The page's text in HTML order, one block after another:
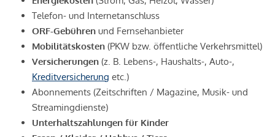
Telefon- und Internetanschluss
ORF-Gebühren und Fernsehanbieter
Mobilitätskosten (PKW bzw. öffentliche Verkehrsmittel)
Versicherungen (z. B. Lebens-, Haushalts-, Auto-,
Kreditversicherung etc.)
Abonnements (Zeitschriften / Magazine, Musik- und
Streamingdienste)
Unterhaltszahlungen für Kinder